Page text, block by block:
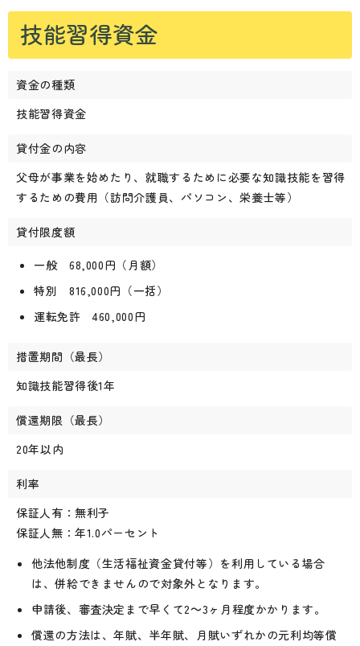
技能習得資金
資金の種類
技能習得資金
貸付金の内容
父母が事業を始めたり、就職するために必要な知識技能を習得
するための費用（訪問介護員、パソコン、栄養士等）
貸付限度額
一般 68,000円（月額）
特別 816,000円（一括）
運転免許 460,000円
措置期間（最長）
知識技能習得後1年
償還期限（最長）
20年以内
利率
保証人有：無利子
保証人無：年1.0パーセント
他法他制度（生活福祉資金貸付等）を利用している場合
は、併給できませんので対象外となります。
申請後、審査決定まで早くて2～3ヶ月程度かかります。
償還の方法は、年賦、半年賦、月賦いずれかの元利均等償